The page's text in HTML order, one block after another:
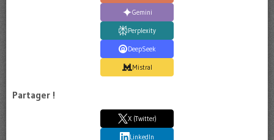
Gemini
Perplexity
DeepSeek
Mistral
Partager !
X (Twitter)
LinkedIn